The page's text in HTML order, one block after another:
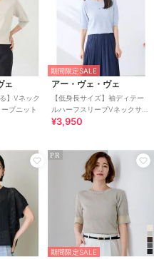
ェ
】Vネック
ブニット
期間限定SALE
アー・ヴェ・ヴェ
【低身長サイズ】袖ディテー
ルハーフスリーブVネックサマ
ーニット【洗える/接触冷
¥3,950
PR
期間限定SALE